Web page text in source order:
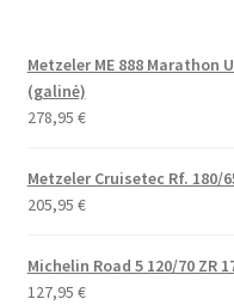
Metzeler ME 888 Marathon
(galinė)
278,95 €
Metzeler Cruisetec Rf. 180/
205,95 €
Michelin Road 5 120/70 ZR
127,95 €